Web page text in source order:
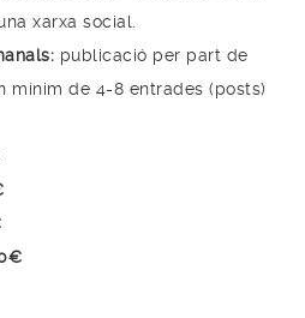
xarxa social.
publicació per part de
mínim de 4-8 entrades (posts)